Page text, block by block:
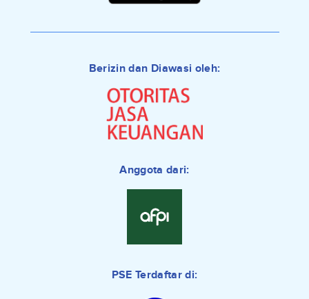
Berizin dan Diawasi oleh:
Anggota dari:
PSE Terdaftar di: